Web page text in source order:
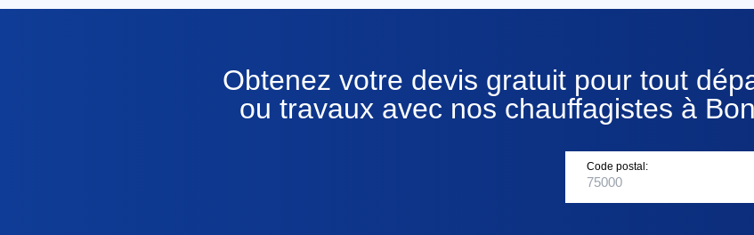
Obtenez votre devis gratuit pour tout
ou travaux avec nos chauffagistes à
Code postal: